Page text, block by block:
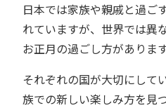
日本では家族や親戚と過ご
れていますが、世界では異
お正月の過ごし方があります
それぞれの国が大切にして
族での新しい楽しみ方を見